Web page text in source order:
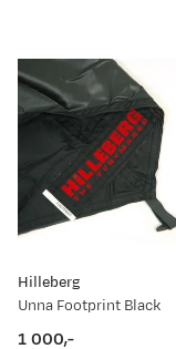
Hilleberg
Unna Footprint Black
1 000,-